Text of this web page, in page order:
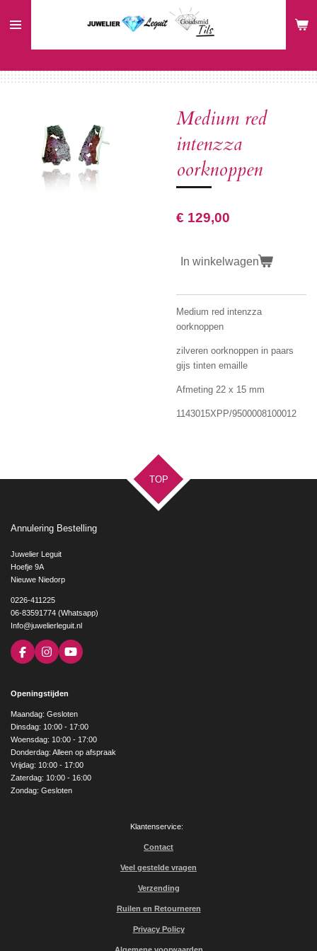
direct
hoofdinhoud
Medium red
intenzza
oorknoppen
€ 129,00
In winkelwagen
Medium red intenzza
oorknoppen
zilveren oorknoppen in paars
gijs tinten emaille
Afmeting 22 x 15 mm
1143015XPP/9500008100012
TOP
Annulering Bestelling
Juwelier Leguit
Hoefje 9A
Nieuwe Niedorp
0226-411225
06-83591774 (Whatsapp)
Info@juwelierleguit.nl
F
a
b
o
k
I
n
a
g
r
a
m
Y
o
e
Openingstijden
Maandag: Gesloten
Dinsdag: 10:00 - 17:00
Woensdag: 10:00 - 17:00
Donderdag: Alleen op afspraak
Vrijdag: 10:00 - 17:00
Zaterdag: 10:00 - 16:00
Zondag: Gesloten
Klantenservice:
Contact
Veel gestelde vragen
Verzending
Ruilen en Retourneren
Privacy Policy